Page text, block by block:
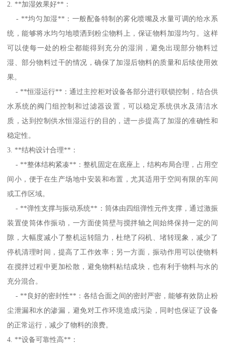
2. **加湿效果好**：
- **均匀加湿**：一般配备特制的雾化喷嘴及水量可调的给水系
统，能够将水均匀地喷洒到粉尘物料上，保证物料加湿均匀。这样
可以使每一处的粉尘都能得到充分的湿润，避免出现部分物料过
湿、部分物料过干的情况，确保了加湿后物料的质量和后续使用效
果。
- **恒湿运行**：通过主控柜对设备各部分进行联锁控制，结合供
水系统的阀门组控制和过滤器设置，可以稳定系统供水及清洁水
质，达到控制供水恒湿运行的目的，进一步提高了加湿的准确性和
稳定性。
3. **结构设计合理**：
- **整体结构紧凑**：整机固定在底座上，结构布局合理，占用空
间小，便于在生产场地中安装和布置，尤其适用于空间有限的车间
或工作区域。
- **弹性支撑与振动系统**：筒体由四组弹性元件支撑，通过激振
装置使筒体作振动，一方面使筒壁与搅拌轴之间始终保持一定的间
隙，大幅度减小了整机运转阻力，杜绝了闷机、堵转现象，减少了
停机清理时间，提高了工作效率；另一方面，振动作用可以使物料
在搅拌过程中更加松散，避免物料粘结成块，也有利于物料与水的
充分混合。
- **良好的密封性**：各结合面之间的密封严密，能够有效防止粉
尘泄漏和水的渗漏，避免对工作环境造成污染，同时也保证了设备
的正常运行，减少了物料的浪费。
4. **设备可靠性高**：